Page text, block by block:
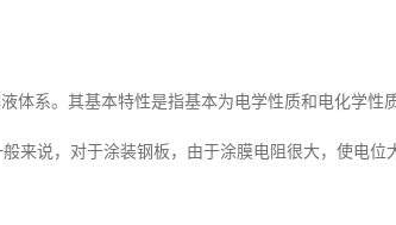
体系。其基本特性是指基本为电学性质和电化学性
来说，对于涂装钢板，由于涂膜电阻很大，使电